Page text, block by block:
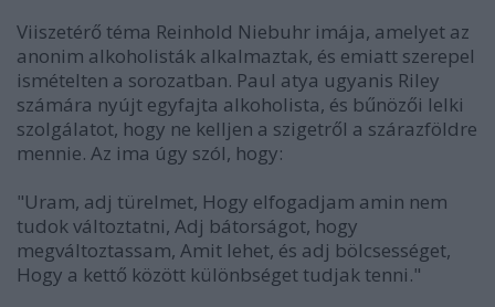
Viiszetérő téma Reinhold Niebuhr imája, amelyet az
anonim alkoholisták alkalmaztak, és emiatt szerepel
ismételten a sorozatban. Paul atya ugyanis Riley
számára nyújt egyfajta alkoholista, és bűnözői lelki
szolgálatot, hogy ne kelljen a szigetről a szárazföldre
mennie. Az ima úgy szól, hogy:
"Uram, adj türelmet, Hogy elfogadjam amin nem
tudok változtatni, Adj bátorságot, hogy
megváltoztassam, Amit lehet, és adj bölcsességet,
Hogy a kettő között különbséget tudjak tenni."